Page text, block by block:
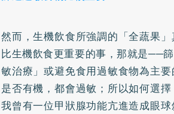
然而，生機飲食所強調的「全蔬果
比生機飲食更重要的事，那就是──
敏治療」或避免食用過敏食物為主
是否有機，都會過敏；所以如何選
我曾有一位甲狀腺功能亢進造成眼